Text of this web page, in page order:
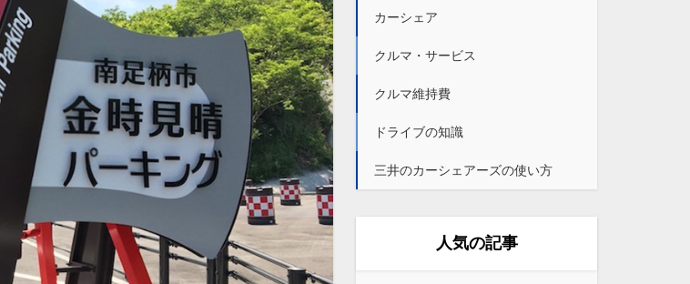
カーシェア
クルマ・サービス
クルマ維持費
ドライブの知識
三井のカーシェアーズの使い方
人気の記事